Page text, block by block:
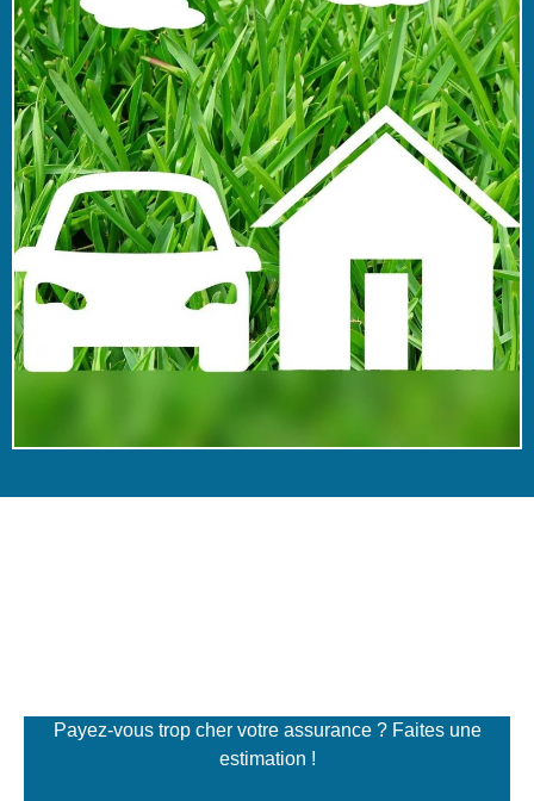
Payez-vous trop cher votre assurance ? Faites une
estimation !